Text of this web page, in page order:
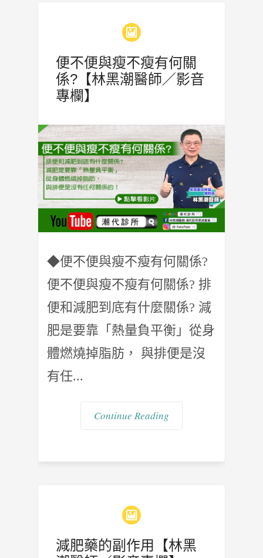
便不便與瘦不瘦有何關
係?【林黑潮醫師／影音
專欄】
◆便不便與瘦不瘦有何關係?
便不便與瘦不瘦有何關係? 排
便和減肥到底有什麼關係? 減
肥是要靠「熱量負平衡」從身
體燃燒掉脂肪， 與排便是沒
有任...
Continue Reading
減肥藥的副作用【林黑